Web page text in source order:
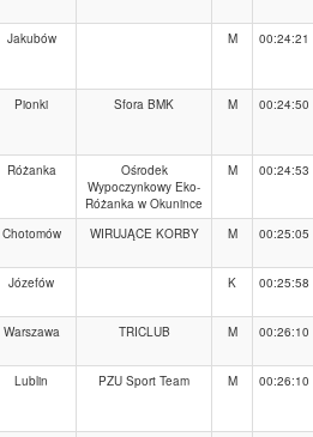
Jakubów M 00:24:21
Pionki Sfora BMK M 00:24:50
Różanka
Ośrodek
Wypoczynkowy Eko-
Różanka w Okunince
M 00:24:53
Chotomów WIRUJĄCE KORBY M 00:25:05
Józefów K 00:25:58
Warszawa TRICLUB M 00:26:10
Lublin PZU Sport Team M 00:26:10